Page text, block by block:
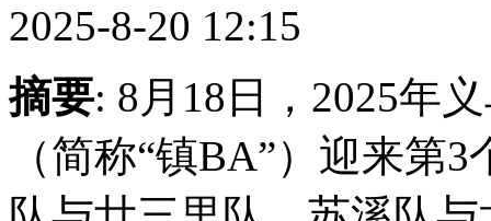
2025-8-20 12:15
摘要: 8月18日，2025年
（简称“镇BA”）迎来第